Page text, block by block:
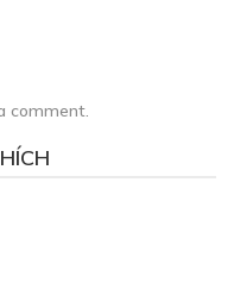
comment.